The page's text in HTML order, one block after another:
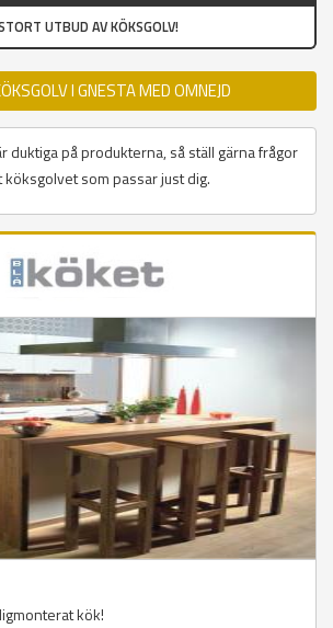
UTBUD AV KÖKSGOLV!
I GNESTA MED OMNEJD
duktiga på produkterna, så ställ gärna frågor
som passar just dig.
kök!